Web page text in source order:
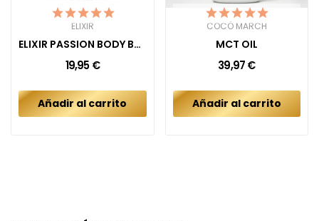
ELIXIR
ELIXIR PASSION BODY BUTTER CREAM
19,95 €
Añadir al carrito
COCÓ MARCH
MCT OIL
39,97 €
Añadir al carrito